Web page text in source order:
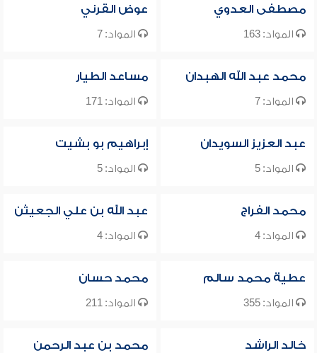
مصطفى العدوي
المواد: 163
عوض القرني
المواد: 7
محمد عبد الله الهبدان
المواد: 7
مساعد الطيار
المواد: 171
عبد العزيز السويدان
المواد: 5
إبراهيم بو بشيت
المواد: 5
محمد الفراج
المواد: 4
عبد الله بن علي الجعيثن
المواد: 4
عطية محمد سالم
المواد: 355
محمد حسان
المواد: 211
خالد الراشد
محمد بن عبد الرحمن